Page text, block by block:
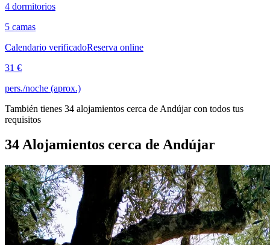
4 dormitorios
5 camas
Calendario verificadoReserva online
31 €
pers./noche (aprox.)
También tienes 34 alojamientos cerca de Andújar con todos tus
requisitos
34 Alojamientos cerca de Andújar